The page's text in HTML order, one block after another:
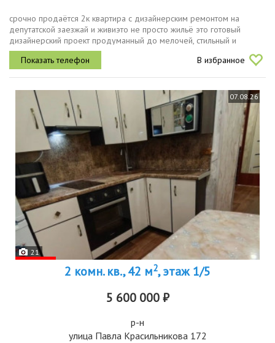
срочно продаётся 2к квартира с дизайнерским ремонтом на
депутатской заезжай и живиэто не просто жильё это готовый
дизайнерский проект продуманный до мелочей, стильный и
комфортный. вам не придётся тратить месяцы на ремонт и подбор
материалов всё...
В избранное
07.08.26
21
2 комн. кв., 42 м2, этаж 1/5
5 600 000 ₽
р-н
улица Павла Красильникова 172